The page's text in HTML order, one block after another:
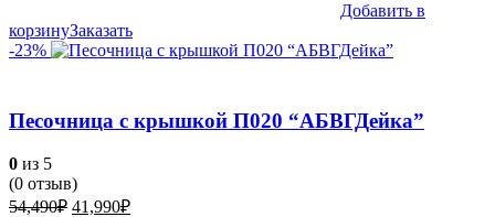
Добавить в
корзинуЗаказать
-23%
Песочница с крышкой П020 “АБВГДейка”
0 из 5
(0 отзыв)
54,490₽ Первоначальная
41,990₽Текущая